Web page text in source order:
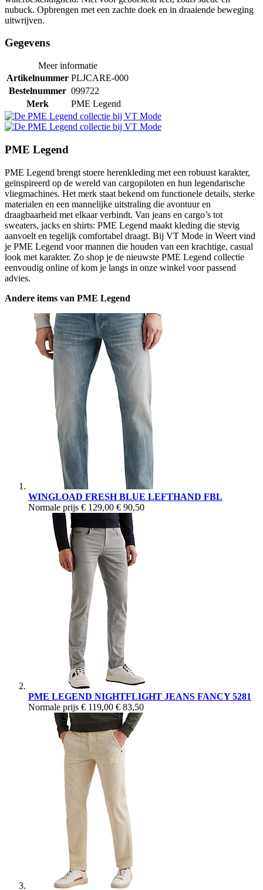
nubuck. Opbrengen met een zachte doek en in draaiende beweging
uitwrijven.
Gegevens
Meer informatie
Artikelnummer PLJCARE-000
Bestelnummer 099722
Merk
PME Legend
PME Legend
PME Legend brengt stoere herenkleding met een robuust karakter,
geïnspireerd op de wereld van cargopiloten en hun legendarische
vliegmachines. Het merk staat bekend om functionele details, sterke
materialen en een mannelijke uitstraling die avontuur en
draagbaarheid met elkaar verbindt. Van jeans en cargo’s tot
sweaters, jacks en shirts: PME Legend maakt kleding die stevig
aanvoelt en tegelijk comfortabel draagt. Bij VT Mode in Weert vind
je PME Legend voor mannen die houden van een krachtige, casual
look met karakter. Zo shop je de nieuwste PME Legend collectie
eenvoudig online of kom je langs in onze winkel voor passend
advies.
Andere items van PME Legend
WINGLOAD FRESH BLUE LEFTHAND FBL
Normale prijs € 129,00 € 90,50
PME LEGEND NIGHTFLIGHT JEANS FANCY 5281
Normale prijs € 119,00 € 83,50